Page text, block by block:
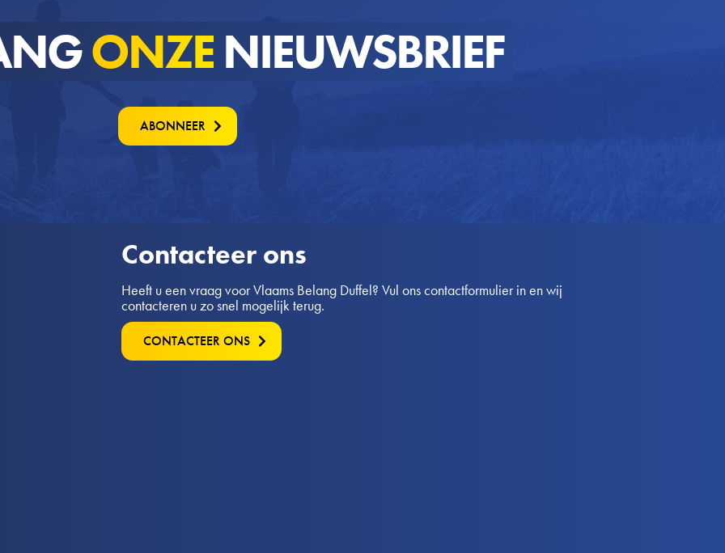
ONZE NIEUWSBRIEF
ABONNEER
Contacteer ons
Heeft u een vraag voor Vlaams Belang Duffel? Vul ons contactformulier in en wij
contacteren u zo snel mogelijk terug.
CONTACTEER ONS